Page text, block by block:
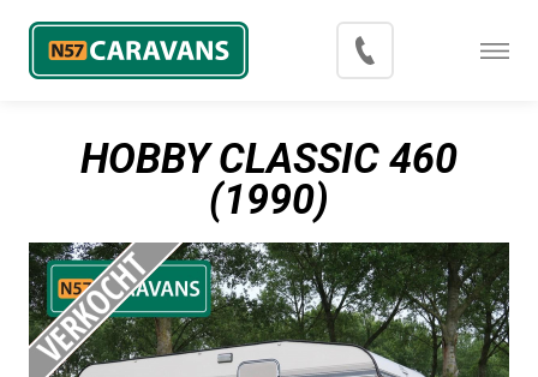
HOBBY CLASSIC 460
(1990)
Menu
Export
Contact